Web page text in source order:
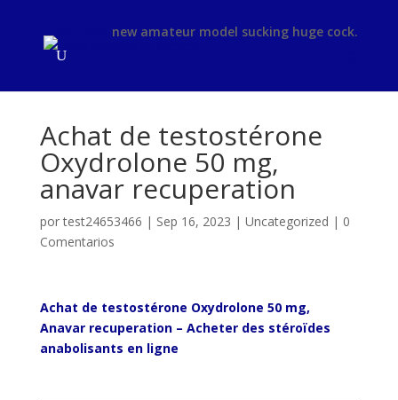
new amateur model sucking huge cock.
Achat de testostérone
Oxydrolone 50 mg,
anavar recuperation
portest24653466 | Sep 16, 2023 | Uncategorized | 0
Comentarios
Achat de testostérone Oxydrolone 50 mg,
Anavar recuperation – Acheter des stéroïdes
anabolisants en ligne